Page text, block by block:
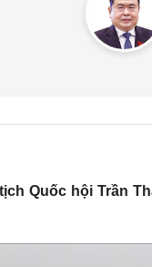
tịch Quốc hội Trần